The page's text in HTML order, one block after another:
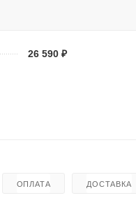
26 590 ₽
ОПЛАТА ДОСТАВКА